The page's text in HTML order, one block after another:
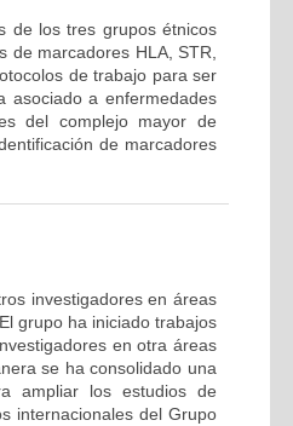
de los tres grupos étnicos
de marcadores HLA, STR,
de trabajo para ser
asociado a enfermedades
del complejo mayor de
de marcadores
investigadores en áreas
grupo ha iniciado trabajos
en otra áreas
se ha consolidado una
ampliar los estudios de
internacionales del Grupo